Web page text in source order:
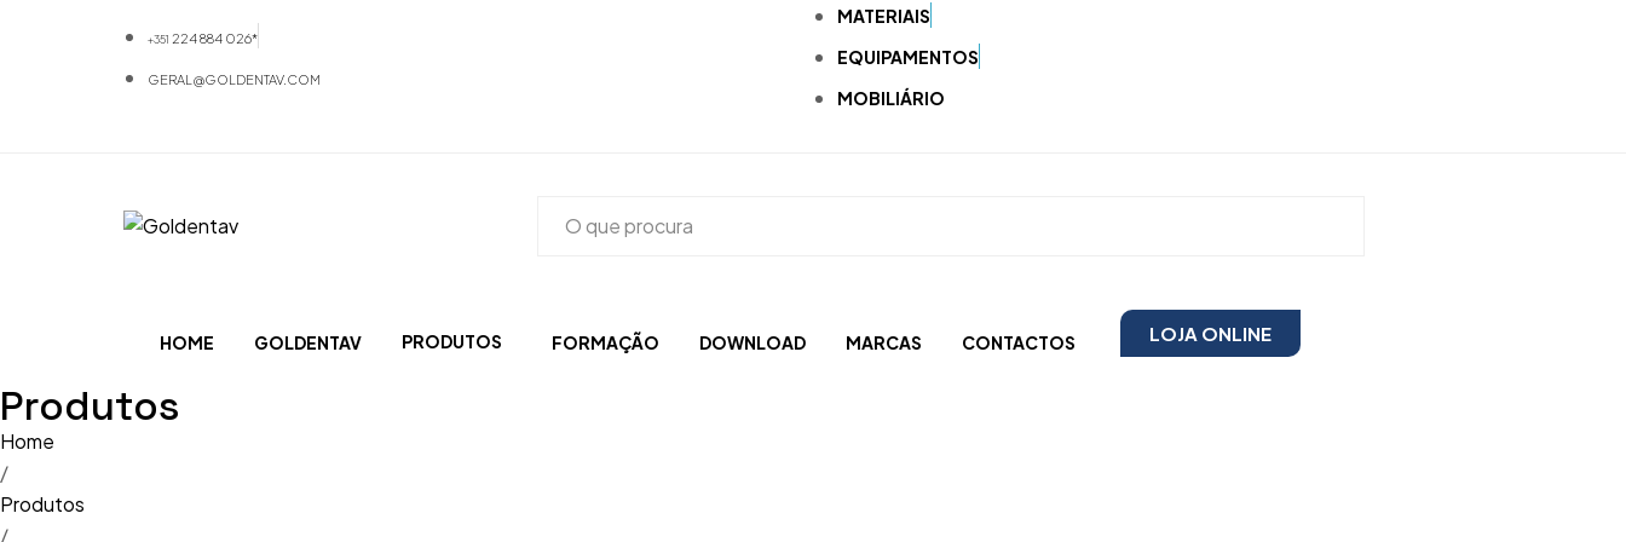
+351 224 884 026*
GERAL@GOLDENTAV.COM
MATERIAIS
EQUIPAMENTOS
MOBILIÁRIO
HOME GOLDENTAV PRODUTOS FORMAÇÃO DOWNLOAD MARCAS CONTACTOS LOJA ONLINE
Produtos
Home
/
Produtos
/